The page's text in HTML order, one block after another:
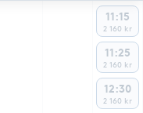
11:15
2 160 kr
11:25
2 160 kr
12:30
2 160 kr